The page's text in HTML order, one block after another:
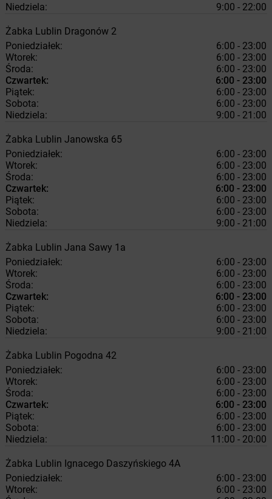
Niedziela:
9:00 - 22:00
Żabka Lublin Dragonów 2
Poniedziałek:
6:00 - 23:00
Wtorek:
6:00 - 23:00
Środa:
6:00 - 23:00
Czwartek:
6:00 - 23:00
Piątek:
6:00 - 23:00
Sobota:
6:00 - 23:00
Niedziela:
9:00 - 21:00
Żabka Lublin Janowska 65
Poniedziałek:
6:00 - 23:00
Wtorek:
6:00 - 23:00
Środa:
6:00 - 23:00
Czwartek:
6:00 - 23:00
Piątek:
6:00 - 23:00
Sobota:
6:00 - 23:00
Niedziela:
9:00 - 21:00
Żabka Lublin Jana Sawy 1a
Poniedziałek:
6:00 - 23:00
Wtorek:
6:00 - 23:00
Środa:
6:00 - 23:00
Czwartek:
6:00 - 23:00
Piątek:
6:00 - 23:00
Sobota:
6:00 - 23:00
Niedziela:
9:00 - 21:00
Żabka Lublin Pogodna 42
Poniedziałek:
6:00 - 23:00
Wtorek:
6:00 - 23:00
Środa:
6:00 - 23:00
Czwartek:
6:00 - 23:00
Piątek:
6:00 - 23:00
Sobota:
6:00 - 23:00
Niedziela:
11:00 - 20:00
Żabka Lublin Ignacego Daszyńskiego 4A
Poniedziałek:
6:00 - 23:00
Wtorek:
6:00 - 23:00